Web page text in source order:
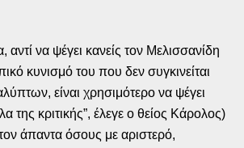
αντί να ψέγει κανείς τον Μελισσανίδη
κυνισμό του που δεν συγκινείται
είναι χρησιμότερο να ψέγει
της κριτικής”, έλεγε ο θείος Κάρολος)
άπαντα όσους με αριστερό,